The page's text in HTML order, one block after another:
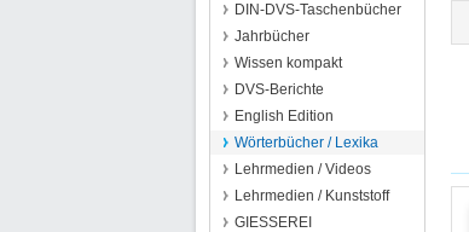
DIN-DVS-Taschenbücher
Jahrbücher
Wissen kompakt
DVS-Berichte
English Edition
Wörterbücher / Lexika
Lehrmedien / Videos
Lehrmedien / Kunststoff
GIESSEREI